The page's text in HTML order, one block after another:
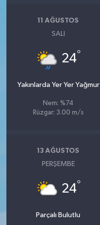
11 AĞUSTOS
SALI
24°
Yakınlarda Yer Yer Yağmur
Nem: %74
Rüzgar: 3.00 m/s
13 AĞUSTOS
PERŞEMBE
24°
Parçalı Bulutlu